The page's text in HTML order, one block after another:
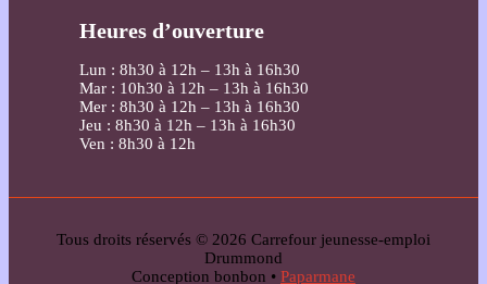
Heures d’ouverture
Lun : 8h30 à 12h – 13h à 16h30
Mar : 10h30 à 12h – 13h à 16h30
Mer : 8h30 à 12h – 13h à 16h30
Jeu : 8h30 à 12h – 13h à 16h30
Ven : 8h30 à 12h
Tous droits réservés © 2026 Carrefour jeunesse-emploi
Drummond
Conception bonbon • Paparmane